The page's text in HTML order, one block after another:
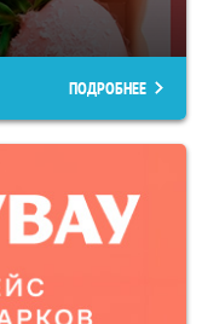
ПОДРОБНЕЕ